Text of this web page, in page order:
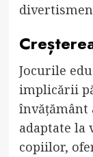
Jocurile
implicării
învățământ
adaptate la
copiilor,